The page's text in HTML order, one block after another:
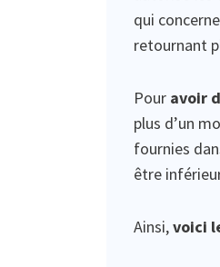
qui
retournant
Pour avoir
plus d’un
fournies
être
Ainsi,voici